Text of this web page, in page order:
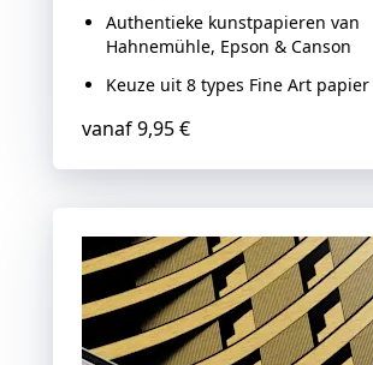
Authentieke kunstpapieren van
Hahnemühle, Epson & Canson
Keuze uit 8 types Fine Art papier
vanaf9,95 €